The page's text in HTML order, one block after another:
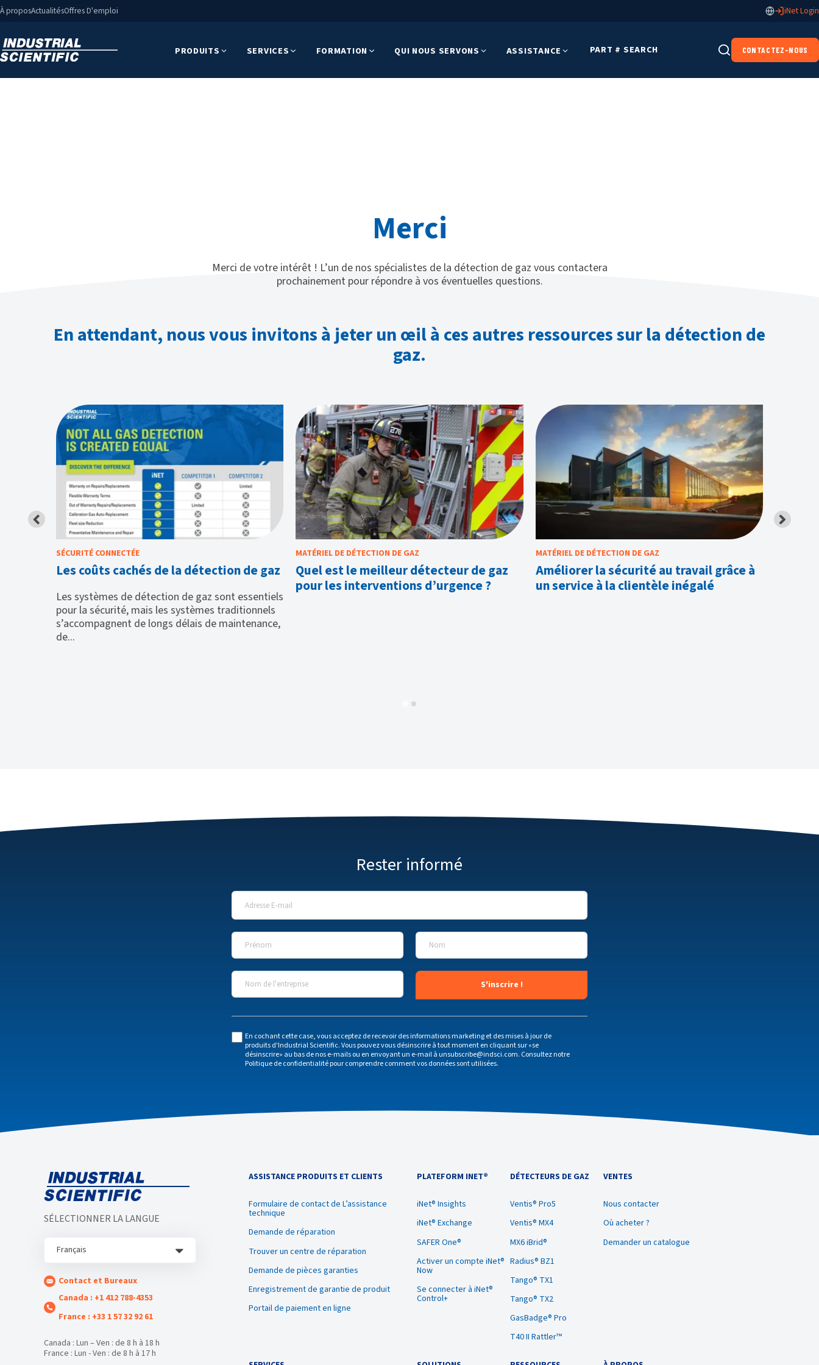
À proposActualitésOffres D'emploi iNet Login
PRODUITS SERVICES FORMATION QUI NOUS SERVONS ASSISTANCE PART # SEARCH CONTACTEZ-NOUS
Merci
Merci de votre intérêt ! L’un de nos spécialistes de la détection de gaz vous contactera
prochainement pour répondre à vos éventuelles questions.
En attendant, nous vous invitons à jeter un œil à ces autres ressources sur la détection de
gaz.
SÉCURITÉ CONNECTÉE
Les coûts cachés de la détection de gaz
Les systèmes de détection de gaz sont essentiels
pour la sécurité, mais les systèmes traditionnels
s’accompagnent de longs délais de maintenance,
de...
MATÉRIEL DE DÉTECTION DE GAZ
Quel est le meilleur détecteur de gaz
pour les interventions d’urgence ?
MATÉRIEL DE DÉTECTION DE GAZ
Améliorer la sécurité au travail grâce à
un service à la clientèle inégalé
Rester informé
Adresse E-mail
Prénom Nom
Nom de l'entreprise
En cochant cette case, vous acceptez de recevoir des informations marketing et des mises à jour de
produits d'Industrial Scientific. Vous pouvez vous désinscrire à tout moment en cliquant sur «se
désinscrire» au bas de nos e-mails ou en envoyant un e-mail à unsubscribe@indsci.com. Consultez notre
Politique de confidentialitépour comprendre comment vos données sont utilisées.
SÉLECTIONNER LA LANGUE
Français
Contact et Bureaux
Canada : +1 412 788-4353
France : +33 1 57 32 92 61
Canada : Lun – Ven : de 8 h à 18 h
France : Lun - Ven : de 8 h à 17 h
ASSISTANCE PRODUITS ET CLIENTS
Formulaire de contact de L’assistance
technique
Demande de réparation
Trouver un centre de réparation
Demande de pièces garanties
Enregistrement de garantie de produit
Portail de paiement en ligne
PLATEFORM INET®
iNet® Insights
iNet® Exchange
SAFER One®
Activer un compte iNet®
Now
Se connecter à iNet®
Control+
DÉTECTEURS DE GAZ
Ventis® Pro5
Ventis® MX4
MX6 iBrid®
Radius® BZ1
Tango® TX1
Tango® TX2
GasBadge® Pro
T40 II Rattler™
VENTES
Nous contacter
Où acheter ?
Demander un catalogue